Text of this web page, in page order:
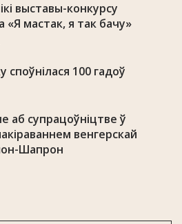
выставы-конкурсу
«Я мастак, я так бачу»
100 гадоў
аб супрацоўніцтве ў
венгерскай
Шапрон